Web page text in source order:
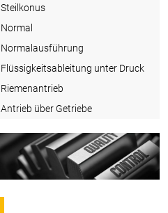
Steilkonus
Normal
Normalausführung
Flüssigkeitsableitung unter Druck
Riemenantrieb
Antrieb über Getriebe